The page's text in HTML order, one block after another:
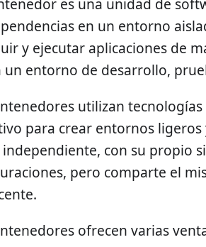
es una unidad de
en un entorno
y ejecutar aplicaciones de
un entorno de desarrollo,
utilizan
para crear entornos
con su propio
pero comparte el
ofrecen varias